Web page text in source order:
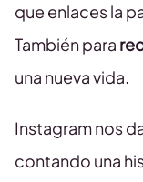
que enlaces la
También para
una nueva vida.
Instagram nos
contando una